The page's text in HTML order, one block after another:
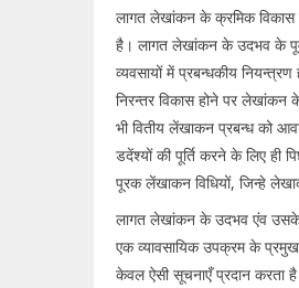
लागत लेखांकन के क्रमिक विकास
है। लागत लेखांकन के उदभव के पूर्व
व्यवसायों में प्रबन्धकीय
निरन्तर विकास होने पर लेखांकन
भी वितीय लेंखाकन प्रबन्ध को
डदेंश्यों की पूर्ति करने के लिए ही
पूरक लेंखाकन विधियों, जिन्हे
लागत लेखांकन के उदभव एंव उसके
एक व्यावसायिक उपक्रम के प्रमुख
केवल ऐसी सूचनाएँ प्रदान करता है